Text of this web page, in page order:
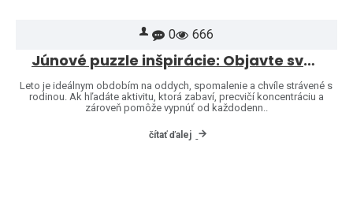
0 666
Júnové puzzle inšpirácie: Objavte svet značiek Heye a Jumbo
Leto je ideálnym obdobím na oddych, spomalenie a chvíle strávené s
rodinou. Ak hľadáte aktivitu, ktorá zabaví, precvičí koncentráciu a
zároveň pomôže vypnúť od každodenn..
čítať ďalej